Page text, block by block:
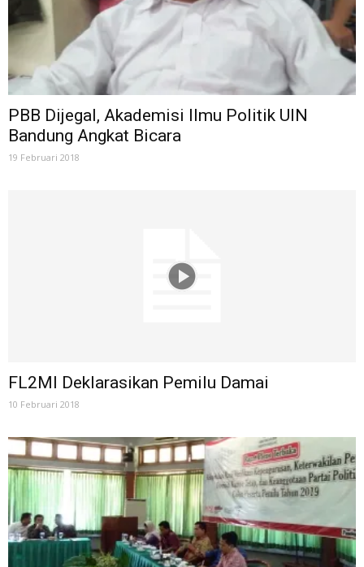
PBB Dijegal, Akademisi Ilmu Politik UIN
Bandung Angkat Bicara
19 Februari 2018
FL2MI Deklarasikan Pemilu Damai
10 Februari 2018